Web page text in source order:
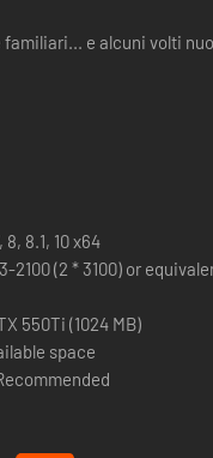
e alcuni volti
8.1, 10 x64
2100 (2 * 3100) or
550Ti (1024 MB)
space